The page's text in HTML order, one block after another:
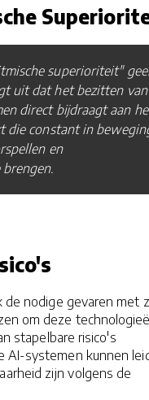
superioriteit"
uit dat het bezitten van
direct bijdraagt aan
die constant in
en
nodige gevaren met
om deze
stapelbare risico's
AI-systemen kunnen
zijn volgens de